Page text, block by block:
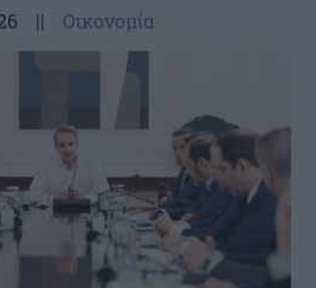
|| Οικονομία